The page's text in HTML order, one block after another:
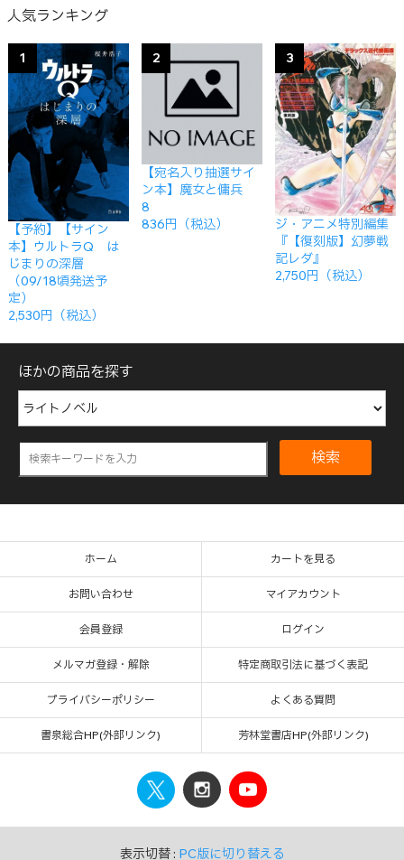
人気ランキング
1
【予約】【サイン
本】ウルトラQ は
じまりの深層
（09/18頃発送予
定）
2,530円（税込）
2
【宛名入り抽選サイ
ン本】魔女と傭兵
8
836円（税込）
3
ジ・アニメ特別編集
『【復刻版】幻夢戦
記レダ』
2,750円（税込）
ほかの商品を探す
検索
ホーム カートを見る
お問い合わせ マイアカウント
会員登録 ログイン
メルマガ登録・解除 特定商取引法に基づく表記
プライバシーポリシー よくある質問
書泉総合HP(外部リンク) 芳林堂書店HP(外部リンク)
表示切替 : PC版に切り替える